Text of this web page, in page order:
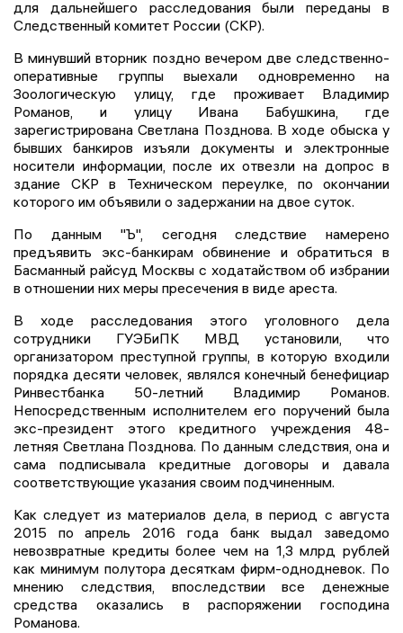
для дальнейшего расследования были переданы в
Следственный комитет России (СКР).
В минувший вторник поздно вечером две следственно-
оперативные группы выехали одновременно на
Зоологическую улицу, где проживает Владимир
Романов, и улицу Ивана Бабушкина, где
зарегистрирована Светлана Позднова. В ходе обыска у
бывших банкиров изъяли документы и электронные
носители информации, после их отвезли на допрос в
здание СКР в Техническом переулке, по окончании
которого им объявили о задержании на двое суток.
По данным "Ъ", сегодня следствие намерено
предъявить экс-банкирам обвинение и обратиться в
Басманный райсуд Москвы с ходатайством об избрании
в отношении них меры пресечения в виде ареста.
В ходе расследования этого уголовного дела
сотрудники ГУЭБиПК МВД установили, что
организатором преступной группы, в которую входили
порядка десяти человек, являлся конечный бенефициар
Ринвестбанка 50-летний Владимир Романов.
Непосредственным исполнителем его поручений была
экс-президент этого кредитного учреждения 48-
летняя Светлана Позднова. По данным следствия, она и
сама подписывала кредитные договоры и давала
соответствующие указания своим подчиненным.
Как следует из материалов дела, в период с августа
2015 по апрель 2016 года банк выдал заведомо
невозвратные кредиты более чем на 1,3 млрд рублей
как минимум полутора десяткам фирм-однодневок. По
мнению следствия, впоследствии все денежные
средства оказались в распоряжении господина
Романова.